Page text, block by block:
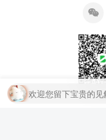
扫码加
欢迎您留下宝贵的见